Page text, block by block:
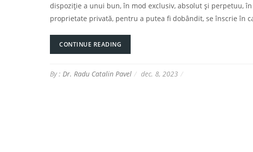
dispoziție a unui bun, în mod exclusiv, absolut și perpetuu,
proprietate privată, pentru a putea fi dobândit, se înscrie în
CONTINUE READING
By : Dr. Radu Catalin Pavel dec. 8, 2023